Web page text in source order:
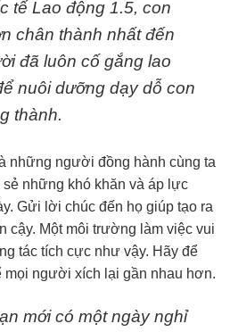
tế Lao động 1.5, con
chân thành nhất đến
đã luôn cố gắng lao
nuôi dưỡng dạy dỗ con
thành.
những người đồng hành cùng ta
những khó khăn và áp lực
Gửi lời chúc đến họ giúp tạo ra
cậy. Một môi trường làm việc vui
tác tích cực như vậy. Hãy để
mọi người xích lại gần nhau hơn.
mới có một ngày nghỉ